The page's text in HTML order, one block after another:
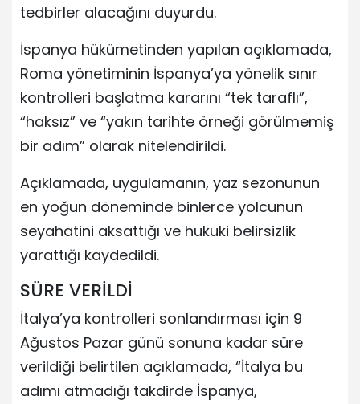
tedbirler alacağını duyurdu.
İspanya hükümetinden yapılan açıklamada,
Roma yönetiminin İspanya’ya yönelik sınır
kontrolleri başlatma kararını “tek taraflı”,
“haksız” ve “yakın tarihte örneği görülmemiş
bir adım” olarak nitelendirildi.
Açıklamada, uygulamanın, yaz sezonunun
en yoğun döneminde binlerce yolcunun
seyahatini aksattığı ve hukuki belirsizlik
yarattığı kaydedildi.
SÜRE VERİLDİ
İtalya’ya kontrolleri sonlandırması için 9
Ağustos Pazar günü sonuna kadar süre
verildiği belirtilen açıklamada, “İtalya bu
adımı atmadığı takdirde İspanya,